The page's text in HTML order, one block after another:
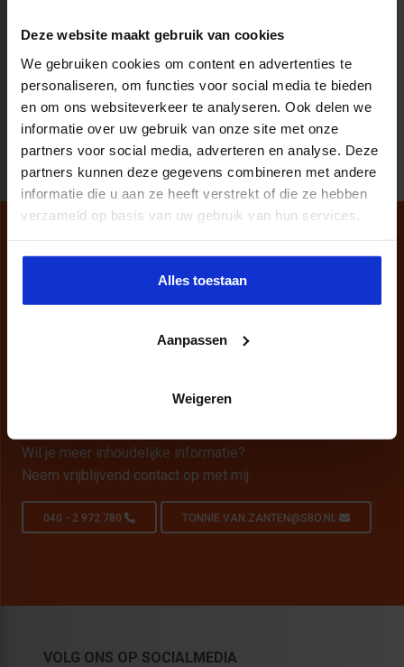
Deze website maakt gebruik van cookies
We gebruiken cookies om content en advertenties te
personaliseren, om functies voor social media te bieden
en om ons websiteverkeer te analyseren. Ook delen we
informatie over uw gebruik van onze site met onze
partners voor social media, adverteren en analyse. Deze
partners kunnen deze gegevens combineren met andere
informatie die u aan ze heeft verstrekt of die ze hebben
verzameld op basis van uw gebruik van hun services.
Alles toestaan
Aanpassen
Weigeren
« 1(current)
2 3 »
Persoonlijk opleidingsadvies nodig?
Wil je meer inhoudelijke informatie?
Neem vrijblijvend contact op met mij.
040 - 2 972 780 TONNIE.VAN.ZANTEN@SBO.NL
VOLG ONS OP SOCIALMEDIA